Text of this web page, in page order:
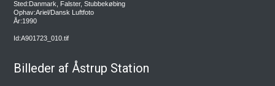
Sted:Danmark, Falster, Stubbekøbing
Ophav:Ariel/Dansk Luftfoto
År:1990
Id:A901723_010.tif
Billeder af Åstrup Station